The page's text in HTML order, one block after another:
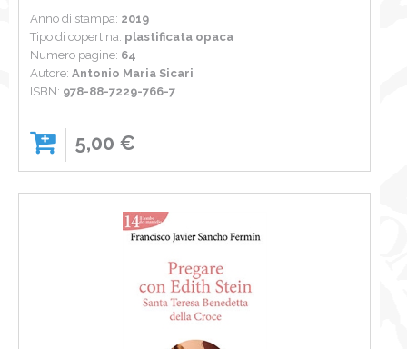
Anno di stampa: 2019
Tipo di copertina: plastificata opaca
Numero pagine: 64
Autore: Antonio Maria Sicari
ISBN: 978-88-7229-766-7
5,00 €